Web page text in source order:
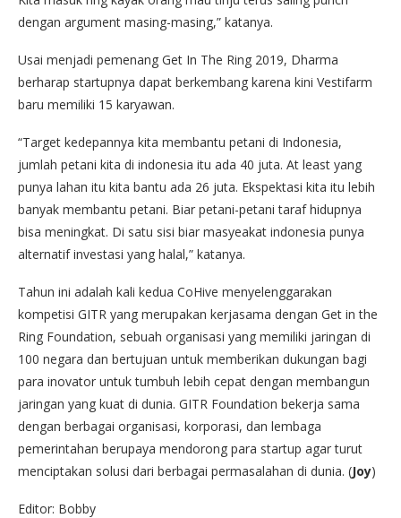
dengan argument masing-masing,” katanya.
Usai menjadi pemenang Get In The Ring 2019, Dharma
berharap startupnya dapat berkembang karena kini Vestifarm
baru memiliki 15 karyawan.
“Target kedepannya kita membantu petani di Indonesia,
jumlah petani kita di indonesia itu ada 40 juta. At least yang
punya lahan itu kita bantu ada 26 juta. Ekspektasi kita itu lebih
banyak membantu petani. Biar petani-petani taraf hidupnya
bisa meningkat. Di satu sisi biar masyeakat indonesia punya
alternatif investasi yang halal,” katanya.
Tahun ini adalah kali kedua CoHive menyelenggarakan
kompetisi GITR yang merupakan kerjasama dengan Get in the
Ring Foundation, sebuah organisasi yang memiliki jaringan di
100 negara dan bertujuan untuk memberikan dukungan bagi
para inovator untuk tumbuh lebih cepat dengan membangun
jaringan yang kuat di dunia. GITR Foundation bekerja sama
dengan berbagai organisasi, korporasi, dan lembaga
pemerintahan berupaya mendorong para startup agar turut
menciptakan solusi dari berbagai permasalahan di dunia. (Joy)
Editor: Bobby